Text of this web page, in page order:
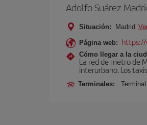
Adolfo Suárez
Situación: Madrid
Página web: https://
Cómo llegar a la
La red de metro de
interurbano. Los
Terminales: